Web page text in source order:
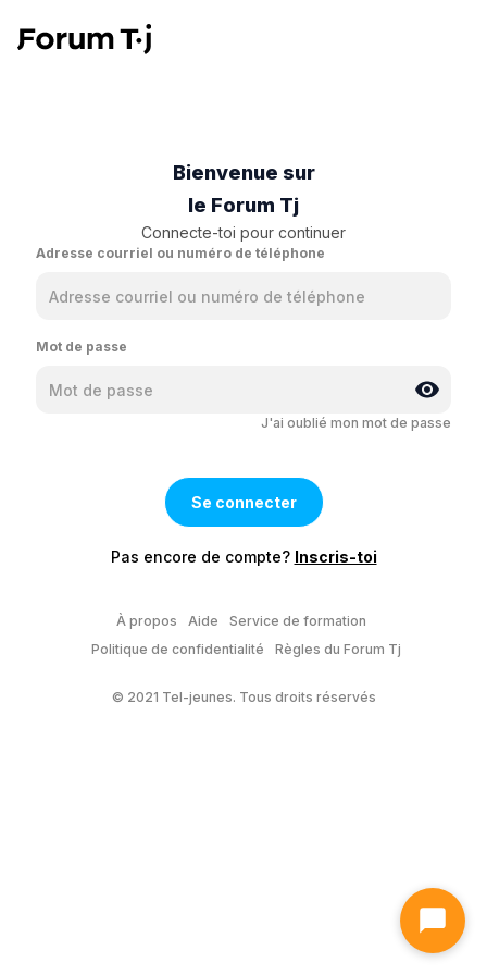
Bienvenue sur
le Forum Tj
Connecte-toi pour continuer
Adresse courriel ou numéro de téléphone
Mot de passe
J'ai oublié mon mot de passe
Pas encore de compte? Inscris-toi
À propos Aide
Service de formation
Politique de confidentialité
Règles du Forum Tj
© 2021 Tel-jeunes. Tous droits réservés